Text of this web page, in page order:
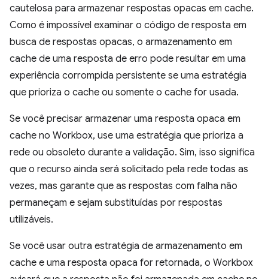
cautelosa para armazenar respostas opacas em cache.
Como é impossível examinar o código de resposta em
busca de respostas opacas, o armazenamento em
cache de uma resposta de erro pode resultar em uma
experiência corrompida persistente se uma estratégia
que prioriza o cache ou somente o cache for usada.
Se você precisar armazenar uma resposta opaca em
cache no Workbox, use uma estratégia que prioriza a
rede ou obsoleto durante a validação. Sim, isso significa
que o recurso ainda será solicitado pela rede todas as
vezes, mas garante que as respostas com falha não
permaneçam e sejam substituídas por respostas
utilizáveis.
Se você usar outra estratégia de armazenamento em
cache e uma resposta opaca for retornada, o Workbox